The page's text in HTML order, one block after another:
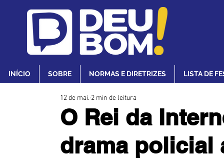
INÍCIO SOBRE NORMAS E DIRETRIZES LISTA DE
O Rei da
drama policial
12 de mai. 2 min de leitura